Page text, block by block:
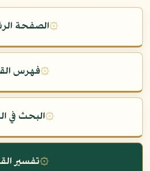
۞الصفحة
۞فهرس
۞البحث في
۞تفسير